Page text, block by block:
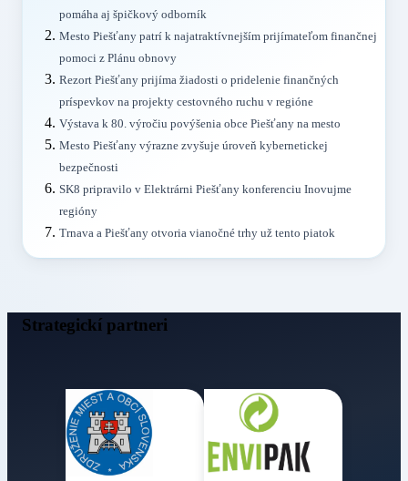
pomáha aj špičkový odborník
Mesto Piešťany patrí k najatraktívnejším prijímateľom finančnej
pomoci z Plánu obnovy
Rezort Piešťany prijíma žiadosti o pridelenie finančných
príspevkov na projekty cestovného ruchu v regióne
Výstava k 80. výročiu povýšenia obce Piešťany na mesto
Mesto Piešťany výrazne zvyšuje úroveň kybernetickej
bezpečnosti
SK8 pripravilo v Elektrárni Piešťany konferenciu Inovujme
regióny
Trnava a Piešťany otvoria vianočné trhy už tento piatok
Strategickí partneri